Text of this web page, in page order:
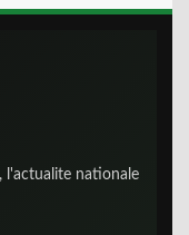
l'actualite nationale